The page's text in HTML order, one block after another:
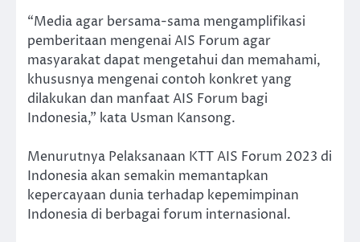
“Media agar bersama-sama mengamplifikasi
pemberitaan mengenai AIS Forum agar
masyarakat dapat mengetahui dan memahami,
khususnya mengenai contoh konkret yang
dilakukan dan manfaat AIS Forum bagi
Indonesia,” kata Usman Kansong.
Menurutnya Pelaksanaan KTT AIS Forum 2023 di
Indonesia akan semakin memantapkan
kepercayaan dunia terhadap kepemimpinan
Indonesia di berbagai forum internasional.